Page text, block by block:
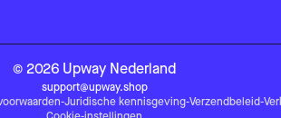
© 2026 Upway Nederland
support@upway.shop
-Juridische kennisgeving-Verzendbeleid-